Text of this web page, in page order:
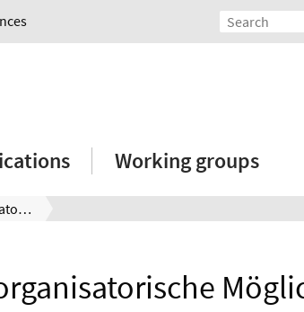
Working groups
Inhaltliche und organisatorische Möglichkeiten der Qualitätssicherung beim Vollzug der Umweltverträglichkeitsprüfung in Niedersachsen